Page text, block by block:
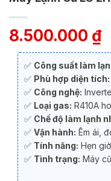
8.500.000 ₫
✅ Công suất làm
✅ Phù hợp diện tích:
✅ Công nghệ:
✅ Loại gas: R410A
✅ Chế độ làm lạnh
✅ Vận hành: Êm ái,
✅ Tính năng: Hẹn
✅ Tình trạng: Máy